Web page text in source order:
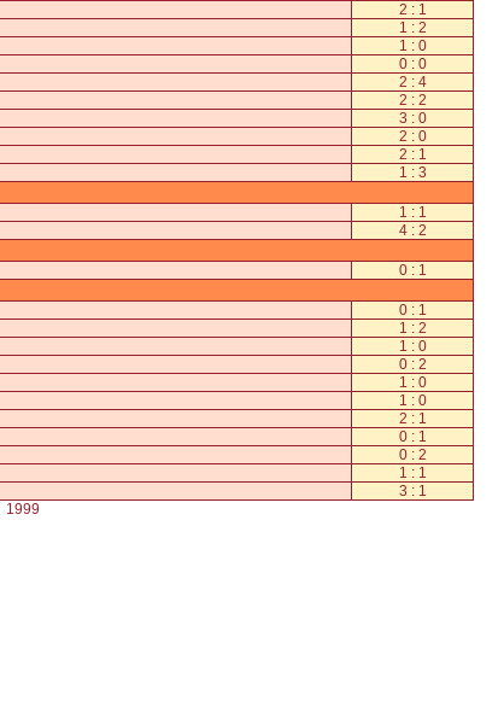
2 : 1
1 : 2
1 : 0
0 : 0
2 : 4
2 : 2
3 : 0
2 : 0
2 : 1
1 : 3
1 : 1
4 : 2
0 : 1
0 : 1
1 : 2
1 : 0
0 : 2
1 : 0
1 : 0
2 : 1
0 : 1
0 : 2
1 : 1
3 : 1
1999